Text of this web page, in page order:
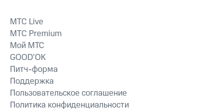
MTС Live
MTС Premium
Мой МТС
GOOD’OK
Питч-форма
Поддержка
Пользовательское соглашение
Политика конфиденциальности